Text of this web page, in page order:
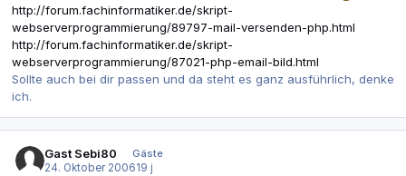
http://forum.fachinformatiker.de/skript-
webserverprogrammierung/89797-mail-versenden-php.html
http://forum.fachinformatiker.de/skript-
webserverprogrammierung/87021-php-email-bild.html
Sollte auch bei dir passen und da steht es ganz ausführlich, denke
ich.
Gast Sebi80
Gäste
24. Oktober 200619 j